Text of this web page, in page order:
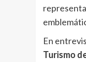
En
Turismo